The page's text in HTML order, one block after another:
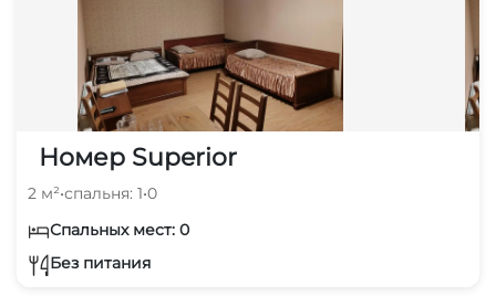
Номер Superior
2 м²•спальня: 1•0
Спальных мест: 0
Без питания